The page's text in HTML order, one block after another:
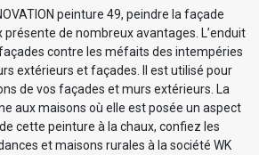
peinture 49, peindre la façade
présente de nombreux avantages. L’enduit
contre les méfaits des intempéries
extérieurs et façades. Il est utilisé pour
de vos façades et murs extérieurs. La
aux maisons où elle est posée un aspect
cette peinture à la chaux, confiez les
et maisons rurales à la société WK